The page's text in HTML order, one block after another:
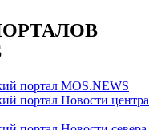
портал MOS.NEWS
портал Новости центра